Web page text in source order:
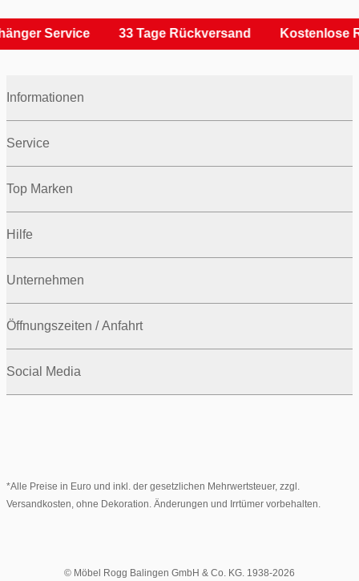
Service 33 Tage Rückversand Kostenlose
Informationen
Service
Top Marken
Hilfe
Unternehmen
Öffnungszeiten / Anfahrt
Social Media
*Alle Preise in Euro und inkl. der gesetzlichen Mehrwertsteuer, zzgl.
Versandkosten, ohne Dekoration. Änderungen und Irrtümer vorbehalten.
© Möbel Rogg Balingen GmbH & Co. KG. 1938-2026